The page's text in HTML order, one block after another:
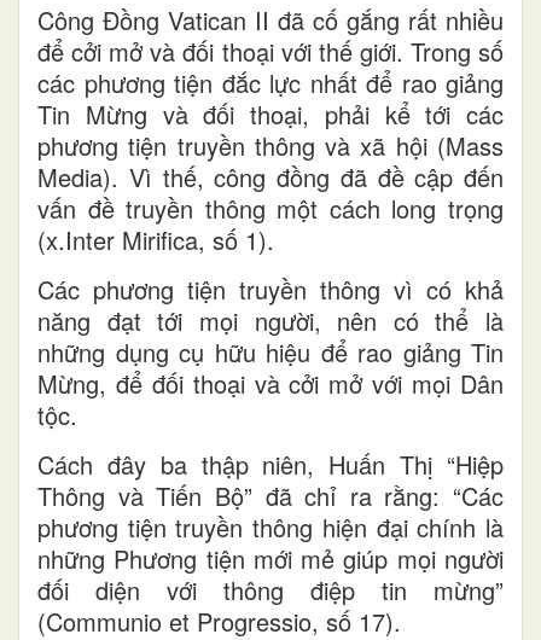
Công Đồng Vatican II đã cố gắng rất nhiều
để cởi mở và đối thoại với thế giới. Trong số
các phương tiện đắc lực nhất để rao giảng
Tin Mừng và đối thoại, phải kể tới các
phương tiện truyền thông và xã hội (Mass
Media). Vì thế, công đồng đã đề cập đến
vấn đề truyền thông một cách long trọng
(x.Inter Mirifica, số 1).
Các phương tiện truyền thông vì có khả
năng đạt tới mọi người, nên có thể là
những dụng cụ hữu hiệu để rao giảng Tin
Mừng, để đối thoại và cởi mở với mọi Dân
tộc.
Cách đây ba thập niên, Huấn Thị “Hiệp
Thông và Tiến Bộ” đã chỉ ra rằng: “Các
phương tiện truyền thông hiện đại chính là
những Phương tiện mới mẻ giúp mọi người
đối diện với thông điệp tin mừng”
(Communio et Progressio, số 17).